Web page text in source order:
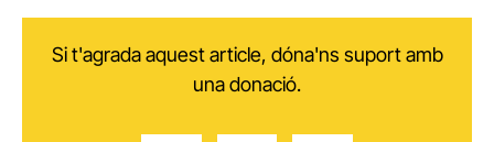
Si t'agrada aquest article, dóna'ns suport amb
una donació.